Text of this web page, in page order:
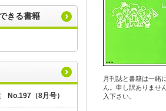
きる書籍
No.197（8月号）
月刊誌と書籍は一緒
ん。申し訳ありませ
入下さい。